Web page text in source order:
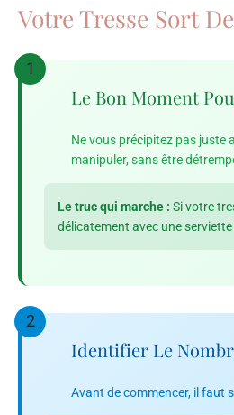
Votre Tresse Sort
1
Le Bon Moment
Ne vous précipitez pas juste
manipuler, sans être
Le truc qui marche : Si votre
délicatement avec une
2
Identifier Le
Avant de commencer, il faut